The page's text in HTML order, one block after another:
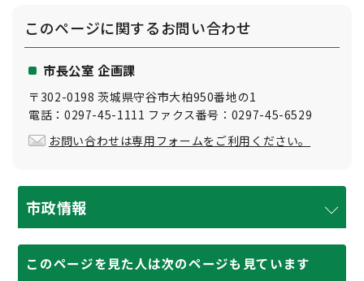
このページに関するお問い合わせ
市長公室 企画課
〒302-0198 茨城県守谷市大柏950番地の1
電話：0297-45-1111 ファクス番号：0297-45-6529
お問い合わせは専用フォームをご利用ください。
市政情報
このページを見た人は次のページも見ています